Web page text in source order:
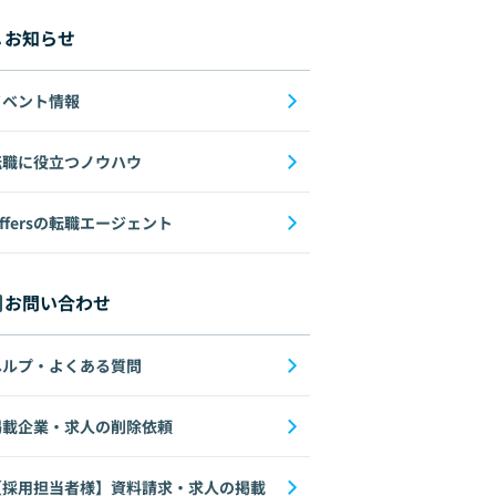
お知らせ
ント情報
に役立つノウハウ
の転職エージェント
お問い合わせ
プ・よくある質問
企業・求人の削除依頼
用担当者様】資料請求・求人の掲載